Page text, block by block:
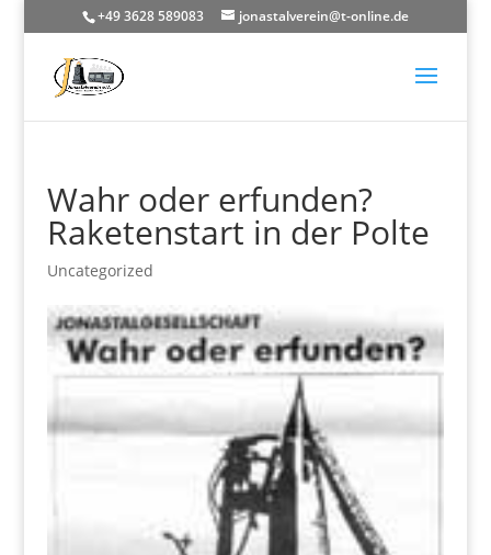
+49 3628 589083 jonastalverein@t-online.de
Wahr oder erfunden?
Raketenstart in der Polte
Uncategorized